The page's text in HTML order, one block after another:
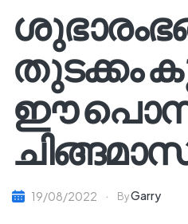
തുടക്കം
ഈ
19/08/2022 ByGarry